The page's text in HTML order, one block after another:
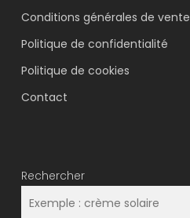
Conditions générales de vente
Politique de confidentialité
Politique de cookies
Contact
Rechercher